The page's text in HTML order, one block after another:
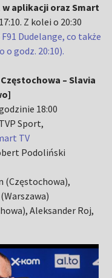
w aplikacji oraz Smart
Z kolei o 20:30
Dudelange, co także
godz. 20:10).
– Slavia
18:00
Sport,
TV
Podoliński
(Częstochowa),
Aleksander Roj,